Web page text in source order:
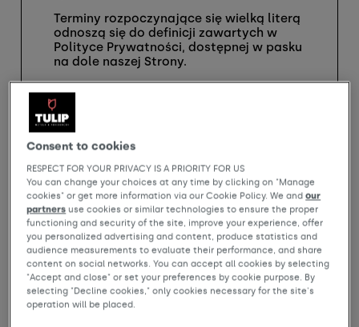
Terminy rozpoczynające się wielką literą
odnoszą się do definicji zawartych w
Polityce Prywatności, dostępnej w pasku
na dole naszej Strony.
Czym jest plik cookie?
Plik cookie to plik tekstowy umieszczany
na Twoim urządzeniu (komputerze lub
urządzeniu mobilnym) podczas
aplikacji mobilnej lub oglądania reklamy
online. Pliki cookies są zarządzane przez
Twoją przeglądarkę internetową lub
aplikację mobilną, której używasz, i tylko
podmiot, który je umieścił, może
odczytać lub zmienić zapisane w nich
informacje.
Pliki cookies pełnią różne funkcje, takie
jak umożliwienie efektywnego
poruszania się po stronie internetowej
Consent to cookies
RESPECT FOR YOUR PRIVACY IS A PRIORITY FOR US
You can change your choices at any time by clicking on "Manage
cookies" or get more information via our Cookie Policy. We andour
partners use cookies or similar technologies to ensure the proper
functioning and security of the site, improve your experience, offer
you personalized advertising and content, produce statistics and
audience measurements to evaluate their performance, and share
content on social networks. You can accept all cookies by selecting
"Accept and close" or set your preferences by cookie purpose. By
selecting "Decline cookies," only cookies necessary for the site's
operation will be placed.